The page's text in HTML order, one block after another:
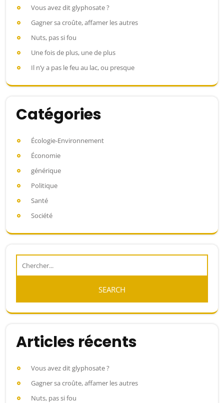
Vous avez dit glyphosate ?
Gagner sa croûte, affamer les autres
Nuts, pas si fou
Une fois de plus, une de plus
Il n’y a pas le feu au lac, ou presque
Catégories
Écologie-Environnement
Économie
générique
Politique
Santé
Société
Articles récents
Vous avez dit glyphosate ?
Gagner sa croûte, affamer les autres
Nuts, pas si fou